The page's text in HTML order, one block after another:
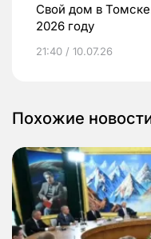
Свой дом в
2026 году
21:40 / 10.07.26
Похожие